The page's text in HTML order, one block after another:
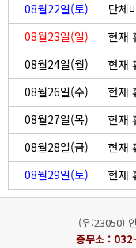
08월22일(토)
단체
08월23일(일)
현재
08월24일(월)
현재
08월26일(수)
현재
08월27일(목)
현재
08월28일(금)
현재
08월29일(토)
현재
(우:23050)
종무소 :